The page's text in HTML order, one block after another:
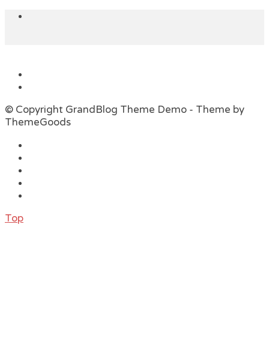
© Copyright GrandBlog Theme Demo - Theme by
ThemeGoods
Top